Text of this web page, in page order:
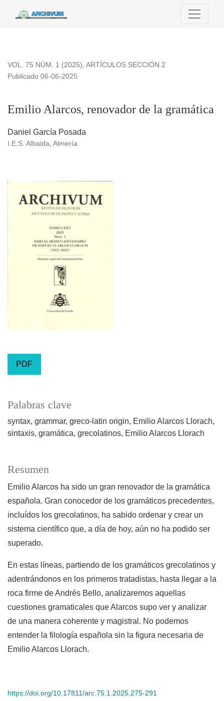
VOL. 75 NÚM. 1 (2025), ARTÍCULOS SECCIÓN 2
Emilio Alarcos, renovador de la gramática
Publicado 06-06-2025
Daniel García Posada
I.E.S. Albaida, Almería
PDF
Palabras clave
syntax grammar greco-latin origin
Emilio Alarcos Llorach
sintaxis gramática grecolatinos Emilio Alarcos Llorach
Resumen
Emilio Alarcos ha sido un gran renovador de la gramática
española. Gran conocedor de los gramáticos precedentes,
incluídos los grecolatinos, ha sabido ordenar y crear un
sistema científico que, a día de hoy, aún no ha podido ser
superado.
En estas líneas, partiendo de los gramáticos grecolatinos y
adentrándonos en los primeros tratadistas, hasta llegar a la
roca firme de Andrés Bello, analizaremos aquellas
cuestiones gramaticales que Alarcos supo ver y analizar
de una manera coherente y magistral. No podemos
entender la filología española sin la figura necesaria de
Emilio Alarcos Llorach.
https://doi.org/10.17811/arc.75.1.2025.275-291